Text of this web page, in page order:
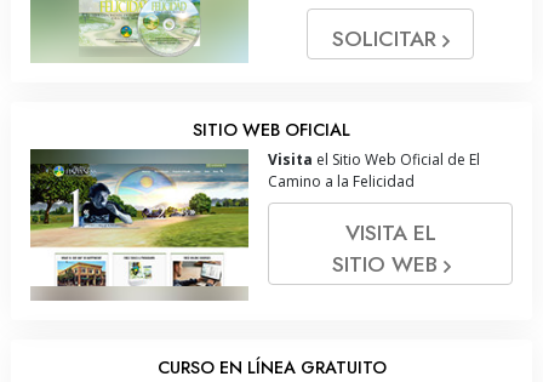
SOLICITAR
SITIO WEB OFICIAL
Visita el Sitio Web Oficial de El
Camino a la Felicidad
VISITA EL
SITIO WEB
CURSO EN LÍNEA GRATUITO